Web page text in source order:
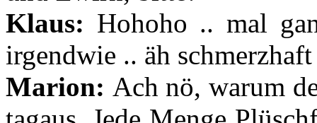
Klaus: Hohoho .. mal
irgendwie .. äh
Marion: Ach nö, warum